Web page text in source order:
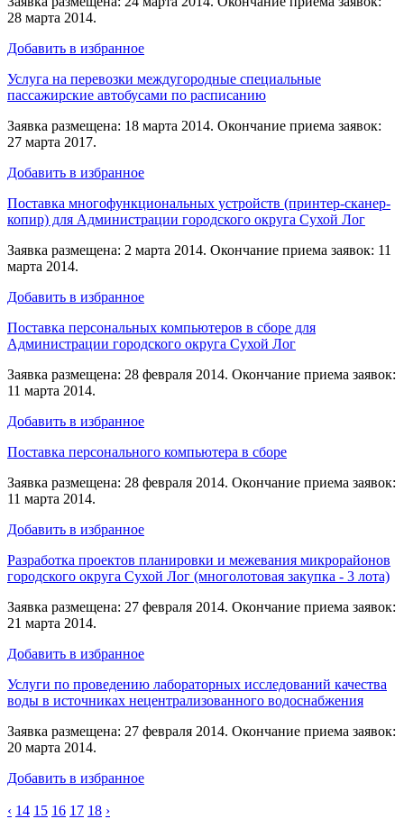
28 марта 2014.
Добавить в избранное
Услуга на перевозки междугородные специальные
пассажирские автобусами по расписанию
Заявка размещена: 18 марта 2014. Окончание приема заявок:
27 марта 2017.
Добавить в избранное
Поставка многофункциональных устройств (принтер-сканер-
копир) для Администрации городского округа Сухой Лог
Заявка размещена: 2 марта 2014. Окончание приема заявок: 11
марта 2014.
Добавить в избранное
Поставка персональных компьютеров в сборе для
Администрации городского округа Сухой Лог
Заявка размещена: 28 февраля 2014. Окончание приема заявок:
11 марта 2014.
Добавить в избранное
Поставка персонального компьютера в сборе
Заявка размещена: 28 февраля 2014. Окончание приема заявок:
11 марта 2014.
Добавить в избранное
Разработка проектов планировки и межевания микрорайонов
городского округа Сухой Лог (многолотовая закупка - 3 лота)
Заявка размещена: 27 февраля 2014. Окончание приема заявок:
21 марта 2014.
Добавить в избранное
Услуги по проведению лабораторных исследований качества
воды в источниках нецентрализованного водоснабжения
Заявка размещена: 27 февраля 2014. Окончание приема заявок:
20 марта 2014.
Добавить в избранное
‹ 14 15 16 17 18 ›